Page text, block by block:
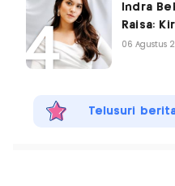
Indra
Raisa:
06 Agustus
Telusuri